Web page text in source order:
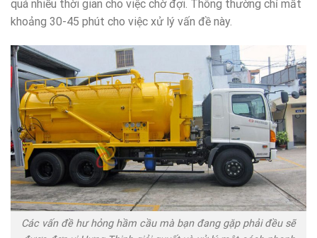
quá nhiều thời gian cho việc chờ đợi. Thông thường chỉ mất
khoảng 30-45 phút cho việc xử lý vấn đề này.
Các vấn đề hư hỏng hầm cầu mà bạn đang gặp phải đều sẽ